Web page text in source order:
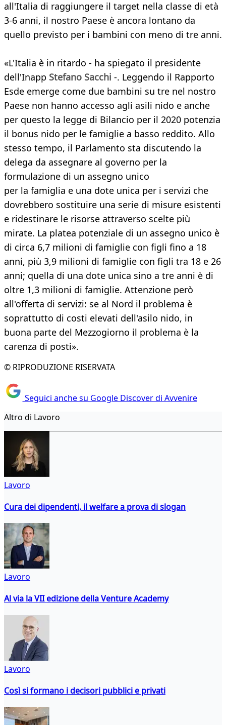
all'Italia di raggiungere il target nella classe di età
3-6 anni, il nostro Paese è ancora lontano da
quello previsto per i bambini con meno di tre anni.
«L'Italia è in ritardo - ha spiegato il presidente
dell'Inapp Stefano Sacchi -. Leggendo il Rapporto
Esde emerge come due bambini su tre nel nostro
Paese non hanno accesso agli asili nido e anche
per questo la legge di Bilancio per il 2020 potenzia
il bonus nido per le famiglie a basso reddito. Allo
stesso tempo, il Parlamento sta discutendo la
delega da assegnare al governo per la
formulazione di un assegno unico
per la famiglia e una dote unica per i servizi che
dovrebbero sostituire una serie di misure esistenti
e ridestinare le risorse attraverso scelte più
mirate. La platea potenziale di un assegno unico è
di circa 6,7 milioni di famiglie con figli fino a 18
anni, più 3,9 milioni di famiglie con figli tra 18 e 26
anni; quella di una dote unica sino a tre anni è di
oltre 1,3 milioni di famiglie. Attenzione però
all'offerta di servizi: se al Nord il problema è
soprattutto di costi elevati dell'asilo nido, in
buona parte del Mezzogiorno il problema è la
carenza di posti».
© RIPRODUZIONE RISERVATA
Seguici anche su Google Discover di Avvenire
Altro di Lavoro
Lavoro
Cura dei dipendenti, il welfare a prova di slogan
Lavoro
Al via la VII edizione della Venture Academy
Lavoro
Così si formano i decisori pubblici e privati